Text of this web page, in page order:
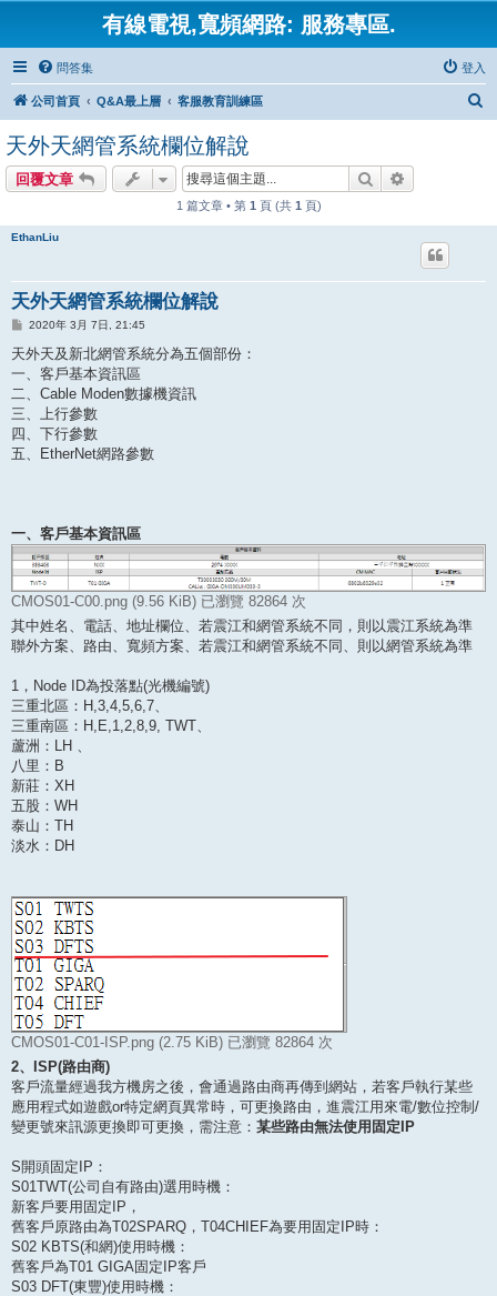
有線電視,寬頻網路: 服務專區.
問答集 登入
公司首頁 Q&A最上層 客服教育訓練區
天外天網管系統欄位解說
回覆文章 搜尋
1 篇文章 • 第 1 頁 (共 1 頁)
EthanLiu
天外天網管系統欄位解說
文
2020年 3月 7日, 21:45
天外天及新北網管系統分為五個部份：
一、客戶基本資訊區
二、Cable Moden數據機資訊
三、上行參數
四、下行參數
五、EtherNet網路參數
一、客戶基本資訊區
CMOS01-C00.png (9.56 KiB) 已瀏覽 82864 次
其中姓名、電話、地址欄位、若震江和網管系統不同，則以震江系統為準
聯外方案、路由、寬頻方案、若震江和網管系統不同、則以網管系統為準
1，Node ID為投落點(光機編號)
三重北區：H,3,4,5,6,7、
三重南區：H,E,1,2,8,9, TWT、
蘆洲：LH 、
八里：B
新莊：XH
五股：WH
泰山：TH
淡水：DH
CMOS01-C01-ISP.png (2.75 KiB) 已瀏覽 82864 次
2、ISP(路由商)
客戶流量經過我方機房之後，會通過路由商再傳到網站，若客戶執行某些
應用程式如遊戲or特定網頁異常時，可更換路由，進震江用來電/數位控制/
變更號來訊源更換即可更換，需注意： 某些路由無法使用固定IP
S開頭固定IP：
S01TWT(公司自有路由)選用時機：
新客戶要用固定IP，
舊客戶原路由為T02SPARQ，T04CHIEF為要用固定IP時：
S02 KBTS(和網)使用時機：
舊客戶為T01 GIGA固定IP客戶
S03 DFT(東豐)使用時機：